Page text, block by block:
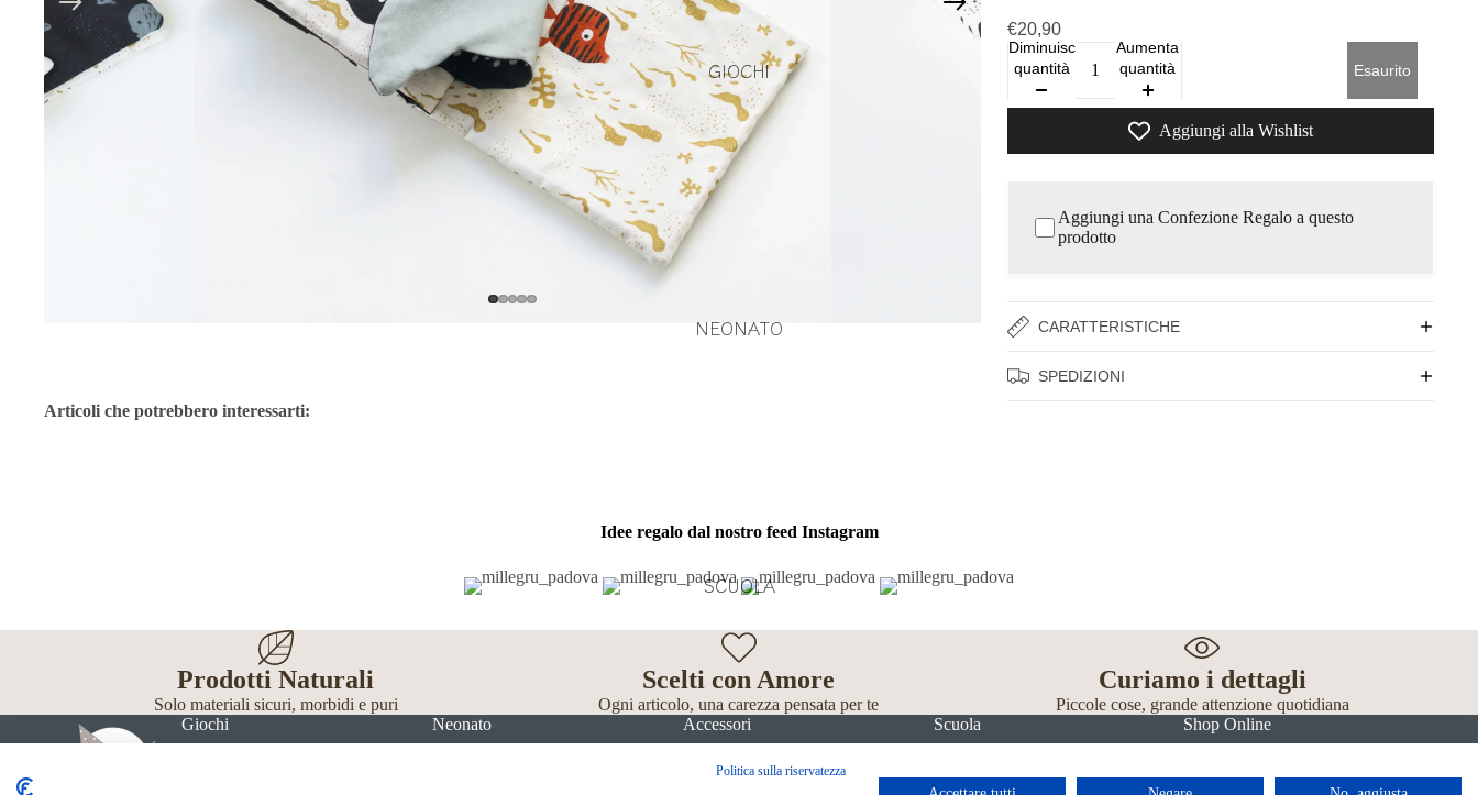
GIOCHI
NEONATO
SCUOLA
€20,90
Diminuisci
quantità
Aumenta
quantità
Esaurito
Aggiungi alla Wishlist
Aggiungi una Confezione Regalo a questo
prodotto
CARATTERISTICHE
SPEDIZIONI
Articoli che potrebbero interessarti:
Idee regalo dal nostro feed Instagram
Prodotti Naturali
Solo materiali sicuri, morbidi e puri
Scelti con Amore
Ogni articolo, una carezza pensata per te
Curiamo i dettagli
Piccole cose, grande attenzione quotidiana
Giochi
Neonato Accessori Scuola Shop Online
Politica sulla riservatezza